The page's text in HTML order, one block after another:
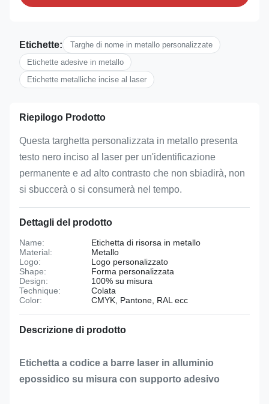
Etichette:
Targhe di nome in metallo personalizzate
Etichette adesive in metallo
Etichette metalliche incise al laser
Riepilogo Prodotto
Questa targhetta personalizzata in metallo presenta
testo nero inciso al laser per un'identificazione
permanente e ad alto contrasto che non sbiadirà, non
si sbuccerà o si consumerà nel tempo.
Dettagli del prodotto
Name:
Etichetta di risorsa in metallo
Material:
Metallo
Logo:
Logo personalizzato
Shape:
Forma personalizzata
Design:
100% su misura
Technique:
Colata
Color:
CMYK, Pantone, RAL ecc
Descrizione di prodotto
Etichetta a codice a barre laser in alluminio
epossidico su misura con supporto adesivo